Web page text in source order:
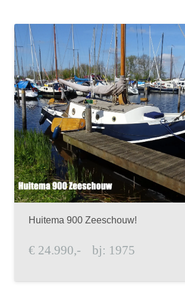
Huitema 900 Zeeschouw!
€ 24.990,- bj: 1975